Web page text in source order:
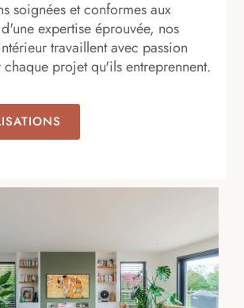
soignées et conformes aux
expertise éprouvée, nos
travaillent avec passion
projet qu'ils entreprennent.